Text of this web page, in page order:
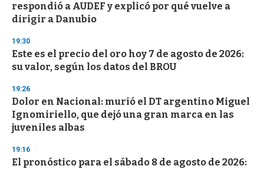
respondió a AUDEF y explicó por qué vuelve a
dirigir a Danubio
19:30
Este es el precio del oro hoy 7 de agosto de 2026:
su valor, según los datos del BROU
19:26
Dolor en Nacional: murió el DT argentino Miguel
Ignomiriello, que dejó una gran marca en las
juveniles albas
19:16
El pronóstico para el sábado 8 de agosto de 2026: